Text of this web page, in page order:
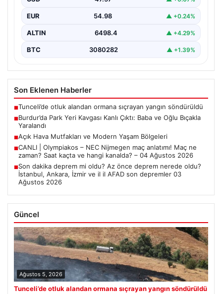
kanlı…
EUR 54.98 ▲ +0.24%
ALTIN 6498.4 ▲ +4.29%
BTC 3080282 ▲ +1.39%
Son Eklenen Haberler
■Tunceli’de otluk alandan ormana sıçrayan yangın söndürüldü
■Burdur’da Park Yeri Kavgası Kanlı Çıktı: Baba ve Oğlu Bıçakla
Yaralandı
■Açık Hava Mutfakları ve Modern Yaşam Bölgeleri
■CANLI | Olympiakos – NEC Nijmegen maç anlatımı! Maç ne
zaman? Saat kaçta ve hangi kanalda? – 04 Ağustos 2026
■Son dakika deprem mi oldu? Az önce deprem nerede oldu?
İstanbul, Ankara, İzmir ve il il AFAD son depremler 03
Ağustos 2026
Güncel
Ağustos 5, 2026
Tunceli’de otluk alandan ormana sıçrayan yangın söndürüldü